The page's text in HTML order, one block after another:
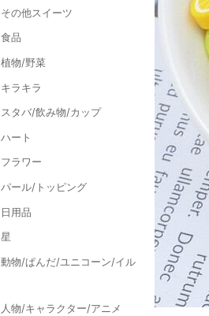
その他スイーツ
食品
植物/野菜
キラキラ
スタバ/飲み物/カップ
ハート
フラワー
パール/トッピング
日用品
星
動物/ぱんだ/ユニコーン/イル
人物/キャラクター/アニメ